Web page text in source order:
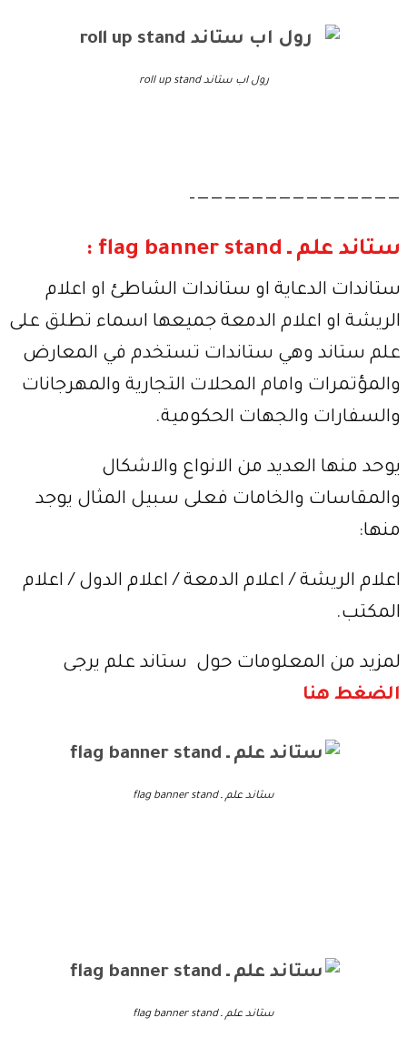
رول اب ستاند roll up stand
———————————————–
ستاند علم ـ flag banner stand :
ستاندات الدعاية او ستاندات الشاطئ او اعلام
الريشة او اعلام الدمعة جميعها اسماء تطلق على
علم ستاند وهي ستاندات تستخدم في المعارض
والمؤتمرات وامام المحلات التجارية والمهرجانات
والسفارات والجهات الحكومية.
يوحد منها العديد من الانواع والاشكال
والمقاسات والخامات فعلى سبيل المثال يوجد
منها:
اعلام الريشة / اعلام الدمعة / اعلام الدول / اعلام
المكتب.
لمزيد من المعلومات حول ستاند علم يرجى
الضغط هنا
ستاند علم ـ flag banner stand
ستاند علم ـ flag banner stand